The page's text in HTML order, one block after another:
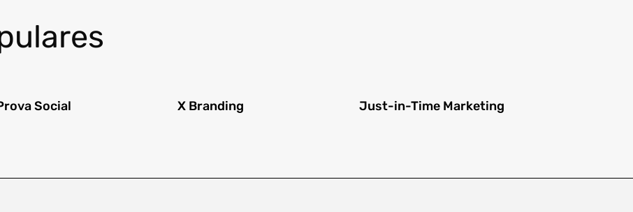
Social X Branding Just-in-Time Marketing